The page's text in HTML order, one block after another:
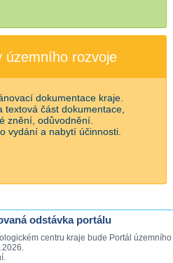
územního rozvoje
dokumentace kraje.
textová část dokumentace,
znění, odůvodnění.
vydání a nabytí účinnosti.
odstávka portálu
centru kraje bude Portál